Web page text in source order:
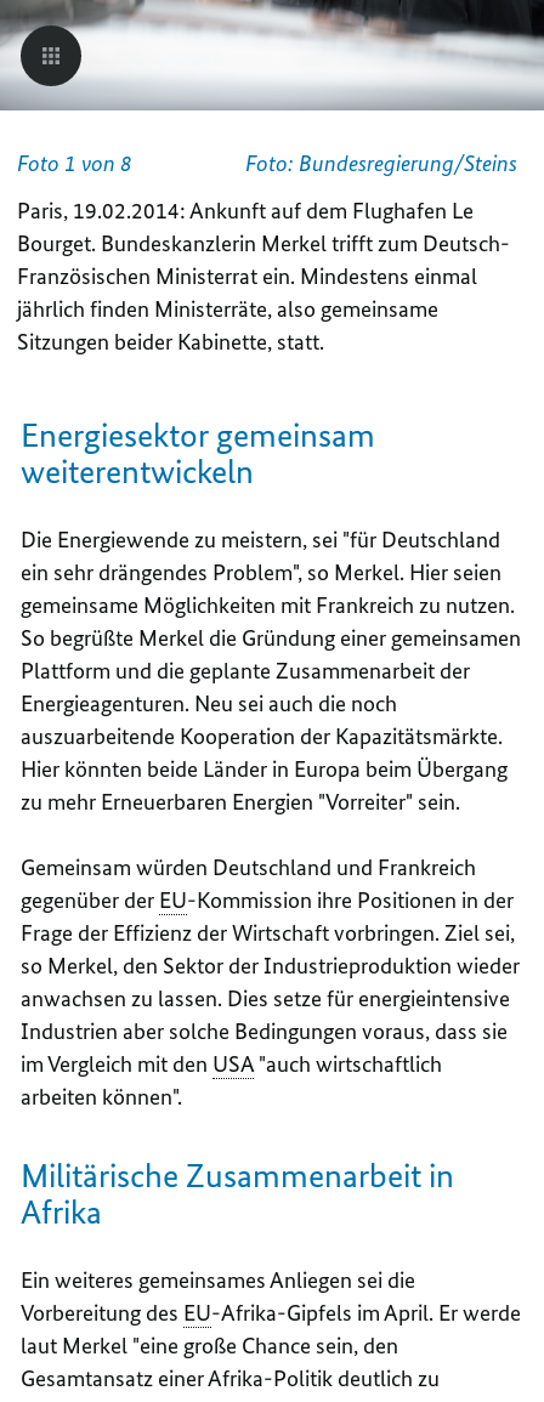
Foto 1 von 8
Foto: Bundesregierung/Steins
Paris, 19.02.2014: Ankunft auf dem Flughafen Le
Bourget. Bundeskanzlerin Merkel trifft zum Deutsch-
Französischen Ministerrat ein. Mindestens einmal
jährlich finden Ministerräte, also gemeinsame
Sitzungen beider Kabinette, statt.
Energiesektor gemeinsam
weiterentwickeln
Die Energiewende zu meistern, sei "für Deutschland
ein sehr drängendes Problem", so Merkel. Hier seien
gemeinsame Möglichkeiten mit Frankreich zu nutzen.
So begrüßte Merkel die Gründung einer gemeinsamen
Plattform und die geplante Zusammenarbeit der
Energieagenturen. Neu sei auch die noch
auszuarbeitende Kooperation der Kapazitätsmärkte.
Hier könnten beide Länder in Europa beim Übergang
zu mehr Erneuerbaren Energien "Vorreiter" sein.
Gemeinsam würden Deutschland und Frankreich
gegenüber der EU-Kommission ihre Positionen in der
Frage der Effizienz der Wirtschaft vorbringen. Ziel sei,
so Merkel, den Sektor der Industrieproduktion wieder
anwachsen zu lassen. Dies setze für energieintensive
Industrien aber solche Bedingungen voraus, dass sie
im Vergleich mit den USA"auch wirtschaftlich
arbeiten können".
Militärische Zusammenarbeit in
Afrika
Ein weiteres gemeinsames Anliegen sei die
Vorbereitung des EU-Afrika-Gipfels im April. Er werde
laut Merkel "eine große Chance sein, den
Gesamtansatz einer Afrika-Politik deutlich zu